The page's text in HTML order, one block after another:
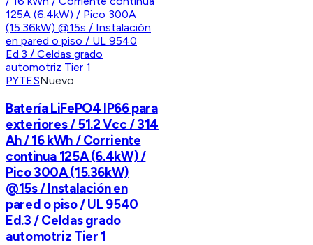
PYTESNuevo
Batería LiFePO4 IP66 para
exteriores / 51.2 Vcc / 314
Ah / 16 kWh / Corriente
continua 125A (6.4kW) /
Pico 300A (15.36kW)
@15s / Instalación en
pared o piso / UL 9540
Ed.3 / Celdas grado
automotriz Tier 1